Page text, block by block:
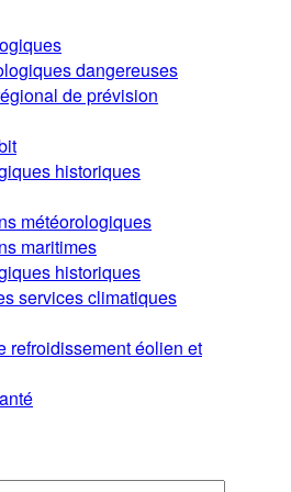
dangereuses
de prévision
historiques
météorologiques
maritimes
historiques
services climatiques
refroidissement éolien et